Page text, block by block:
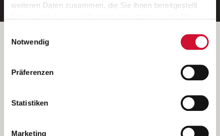
weiteren Daten zusammen, die Sie ihnen bereitgestellt
Wenn Sie auf „Cookies zulassen“ klicken, so stimmen
Sie der Speicherung sämtlicher Cookies zu. Sie können
Ihre Einwilligung selbstverständlich jederzeit widerrufen,
indem Sie die Cookie-Einstellungen aufrufen und diese
unsererDatenschutzerklärung
Notwendig
Präferenzen
Statistiken
Marketing
Betreiber der Webseite
Kantstraße 45a
(Ein Tochterunternehmen des AWO Bezirksverbandes Unterfranken
e.V.)